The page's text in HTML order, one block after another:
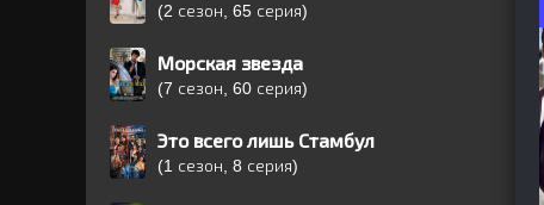
(2 сезон, 65 серия)
Морская звезда
(7 сезон, 60 серия)
Это всего лишь Стамбул
(1 сезон, 8 серия)